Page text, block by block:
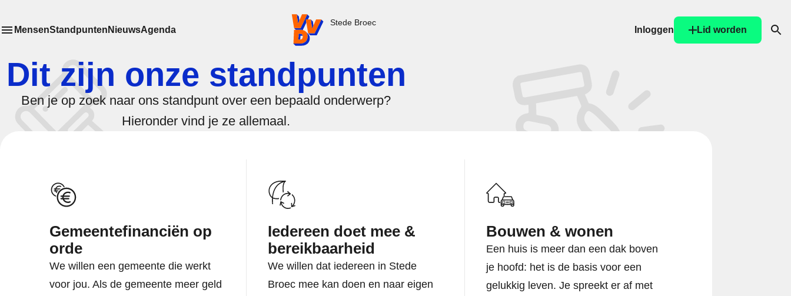
VVD.nl - Ga naar de homepage
Stede Broec
Toon het submenu van
Meer menu items
MensenStandpunten NieuwsAgenda Inloggen
Lid worden
Dit zijn onze standpunten
Ben je op zoek naar ons standpunt over een bepaald onderwerp?
Hieronder vind je ze allemaal.
Gemeentefinanciën op
orde
We willen een gemeente die werkt
voor jou. Als de gemeente meer geld
Iedereen doet mee &
bereikbaarheid
We willen dat iedereen in Stede
Broec mee kan doen en naar eigen
Bouwen & wonen
Een huis is meer dan een dak boven
je hoofd: het is de basis voor een
gelukkig leven. Je spreekt er af met